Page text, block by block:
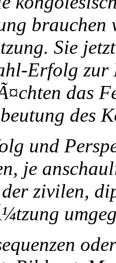
brauchen
Sie
Erfolg
das
des
und
je
zivilen,